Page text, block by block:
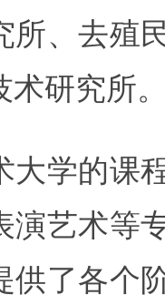
所、去殖
研究所。
学的课
演艺术等
供了各个